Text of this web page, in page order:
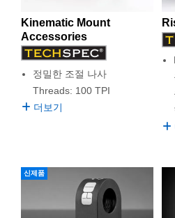
Kinematic Mount
Accessories
정밀한 조절 나사
Threads: 100 TPI
더보기
신제품